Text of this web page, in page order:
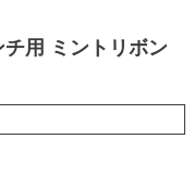
用 ミントリボン